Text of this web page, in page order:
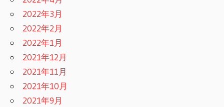
2022年3月
2022年2月
2022年1月
2021年12月
2021年11月
2021年10月
2021年9月